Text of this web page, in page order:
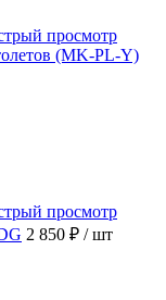
просмотр
(MK-PL-Y)
просмотр
2 850 ₽ / шт